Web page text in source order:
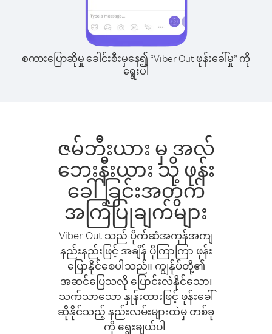
စကားပြောဆိုမှု ခေါင်းစီးမှနေ၍ “Viber Out ဖုန်းခေါ်မှု” ကို
ရွေးပါ
ဇမ်ဘီးယား မှ အလ်
ဘေးနီးယား သို့ ဖုန်း
ခေါ်ခြင်းအတွက်
အကြံပြုချက်များ
Viber Out သည် ပိုက်ဆံအကုန်အကျ
နည်းနည်းဖြင့် အချိန် ပိုကြာကြာ ဖုန်း
ပြောနိုင်စေပါသည်။ ကျွန်ုပ်တို့၏
အဆင်ပြေသလို ပြောင်းလဲနိုင်သော၊
သက်သာသော နှုန်းထားဖြင့် ဖုန်းခေါ်
ဆိုနိုင်သည့် နည်းလမ်းများထဲမှ တစ်ခု
ကို ရွေးချယ်ပါ-